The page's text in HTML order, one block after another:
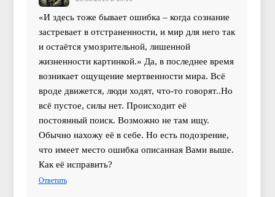
«И здесь тоже бывает ошибка – когда сознание
застревает в отстраненности, и мир для него так
и остаётся умозрительной, лишенной
жизненности картинкой.» Да, в последнее время
возникает ощущение мертвенности мира. Всё
вроде движется, люди ходят, что-то говорят..Но
всё пустое, силы нет. Происходит её
постоянный поиск. Возможно не там ищу.
Обычно нахожу её в себе. Но есть подозрение,
что имеет место ошибка описанная Вами выше.
Как её исправить?
Ответить